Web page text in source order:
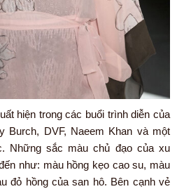
hiện trong các buổi trình diễn của
Burch, DVF, Naeem Khan và một
Những sắc màu chủ đạo của xu
như: màu hồng kẹo cao su, màu
đỏ hồng của san hô. Bên cạnh vẻ